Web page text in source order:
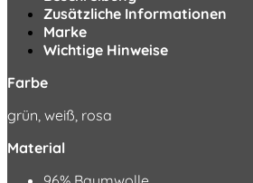
Zusätzliche Informationen
Marke
Wichtige Hinweise
Farbe
grün, weiß, rosa
Material